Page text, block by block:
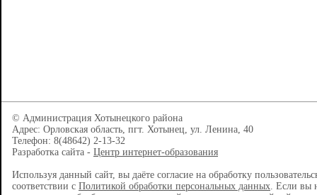
© Администрация Хотынецкого района
Адрес: Орловская область, пгт. Хотынец, ул. Ленина, 40
Телефон: 8(48642) 2-13-32
Разработка сайта - Центр интернет-образования
Используя данный сайт, вы даёте согласие на обработку
соответствии с Политикой обработки персональных данных. Если вы